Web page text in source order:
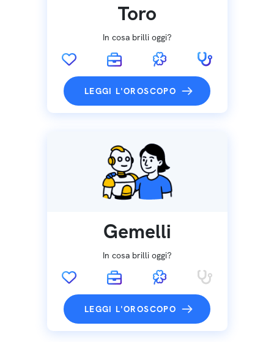
Toro
In cosa brilli oggi?
LEGGI L'OROSCOPO
Gemelli
In cosa brilli oggi?
LEGGI L'OROSCOPO